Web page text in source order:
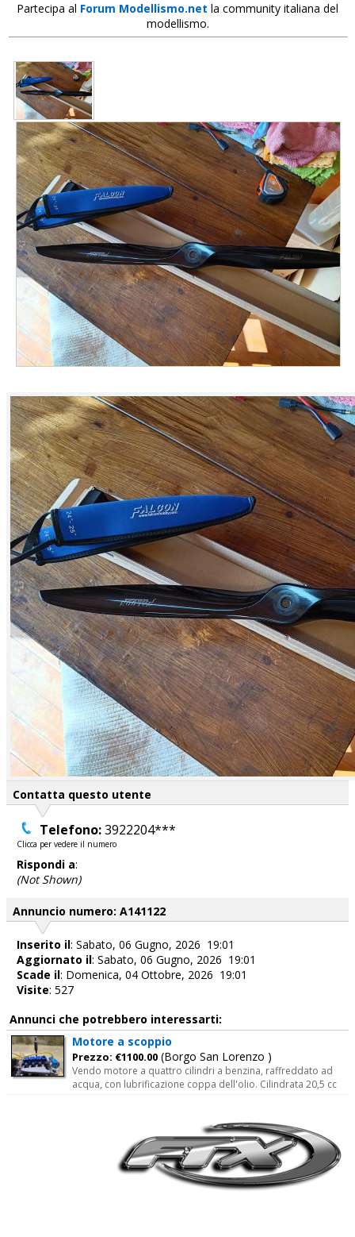
Partecipa al Forum Modellismo.net la community italiana del
modellismo.
Contatta questo utente
Telefono:3922204***
Clicca per vedere il numero
Rispondi a:
(Not Shown)
Annuncio numero: A141122
Inserito il: Sabato, 06 Gugno, 2026 19:01
Aggiornato il: Sabato, 06 Gugno, 2026 19:01
Scade il: Domenica, 04 Ottobre, 2026 19:01
Visite: 527
Annunci che potrebbero interessarti:
Motore a scoppio
Prezzo: €1100.00 (Borgo San Lorenzo )
Vendo motore a quattro cilindri a benzina, raffreddato ad
acqua, con lubrificazione coppa dell'olio. Cilindrata 20,5 cc